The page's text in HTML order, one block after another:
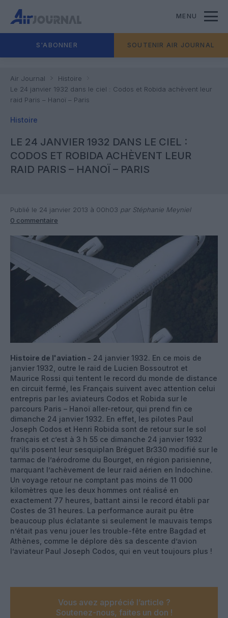
MENU
S'ABONNER SOUTENIR AIR JOURNAL
Air Journal
Histoire
Le 24 janvier 1932 dans le ciel : Codos et Robida achèvent leur
raid Paris – Hanoï – Paris
Histoire
LE 24 JANVIER 1932 DANS LE CIEL :
CODOS ET ROBIDA ACHÈVENT LEUR
RAID PARIS – HANOÏ – PARIS
Publié le 24 janvier 2013 à 00h03 par Stéphanie Meyniel
0 commentaire
Histoire de l'aviation - 24 janvier 1932. En ce mois de
janvier 1932, outre le raid de Lucien Bossoutrot et
Maurice Rossi qui tentent le record du monde de distance
en circuit fermé, les Français suivent avec attention celui
entrepris par les aviateurs Codos et Robida sur le
parcours Paris – Hanoï aller-retour, qui prend fin ce
dimanche 24 janvier 1932. En effet, les pilotes Paul
Joseph Codos et Henri Robida sont de retour sur le sol
français et c’est à 3 h 55 ce dimanche 24 janvier 1932
qu’ils posent leur sesquiplan Bréguet Br330 modifié sur le
tarmac de l’aérodrome du Bourget, en région parisienne,
marquant l’achèvement de leur raid aérien en Indochine.
Un voyage retour ne comptant pas moins de 11 000
kilomètres que les deux hommes ont réalisé en
exactement 77 heures, battant ainsi le record établi par
Costes de 31 heures. La performance aurait pu être
beaucoup plus éclatante si seulement le mauvais temps
n’était pas venu jouer les trouble-fête entre Bagdad et
Athènes, comme le déplore dès sa descente d’avion
l’aviateur Paul Joseph Codos, qui en veut toujours plus !
Vous avez apprécié l’article ?
Soutenez-nous, faites un don !